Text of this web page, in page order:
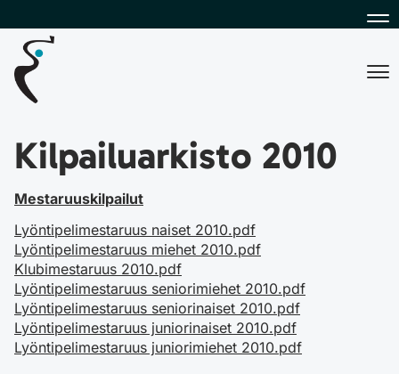
Kilpailuarkisto 2010
Mestaruuskilpailut
Lyöntipelimestaruus naiset 2010.pdf
Lyöntipelimestaruus miehet 2010.pdf
Klubimestaruus 2010.pdf
Lyöntipelimestaruus seniorimiehet 2010.pdf
Lyöntipelimestaruus seniorinaiset 2010.pdf
Lyöntipelimestaruus juniorinaiset 2010.pdf
Lyöntipelimestaruus juniorimiehet 2010.pdf